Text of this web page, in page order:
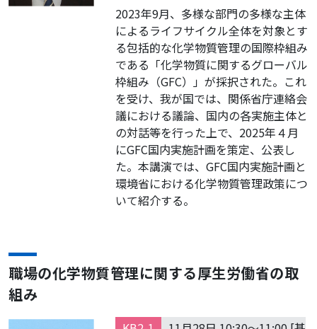
2023年9月、多様な部門の多様な主体
によるライフサイクル全体を対象とす
る包括的な化学物質管理の国際枠組み
である「化学物質に関するグローバル
枠組み（GFC）」が採択された。これ
を受け、我が国では、関係省庁連絡会
議における議論、国内の各実施主体と
の対話等を行った上で、2025年４月
にGFC国内実施計画を策定、公表し
た。本講演では、GFC国内実施計画と
環境省における化学物質管理政策につ
いて紹介する。
職場の化学物質管理に関する厚生労働省の取
組み